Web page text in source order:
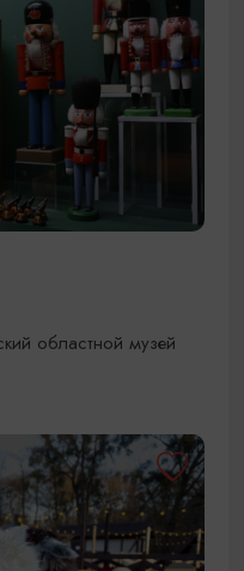
областной музей